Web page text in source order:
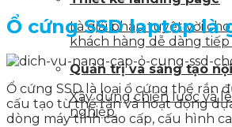
Là giải pháp tuyệt vời
khách hàng dễ dàng tiếp
Quản trị và sáng tạo
Xây dựng chiến lược và
nghiệp.
Ổ cứng SSD laptop là
Ổ cứng SSD là loại ổ cứng thể rắn
cấu tạo từ thể rắn và hoạt động
dòng máy tính cao cấp, cấu hình